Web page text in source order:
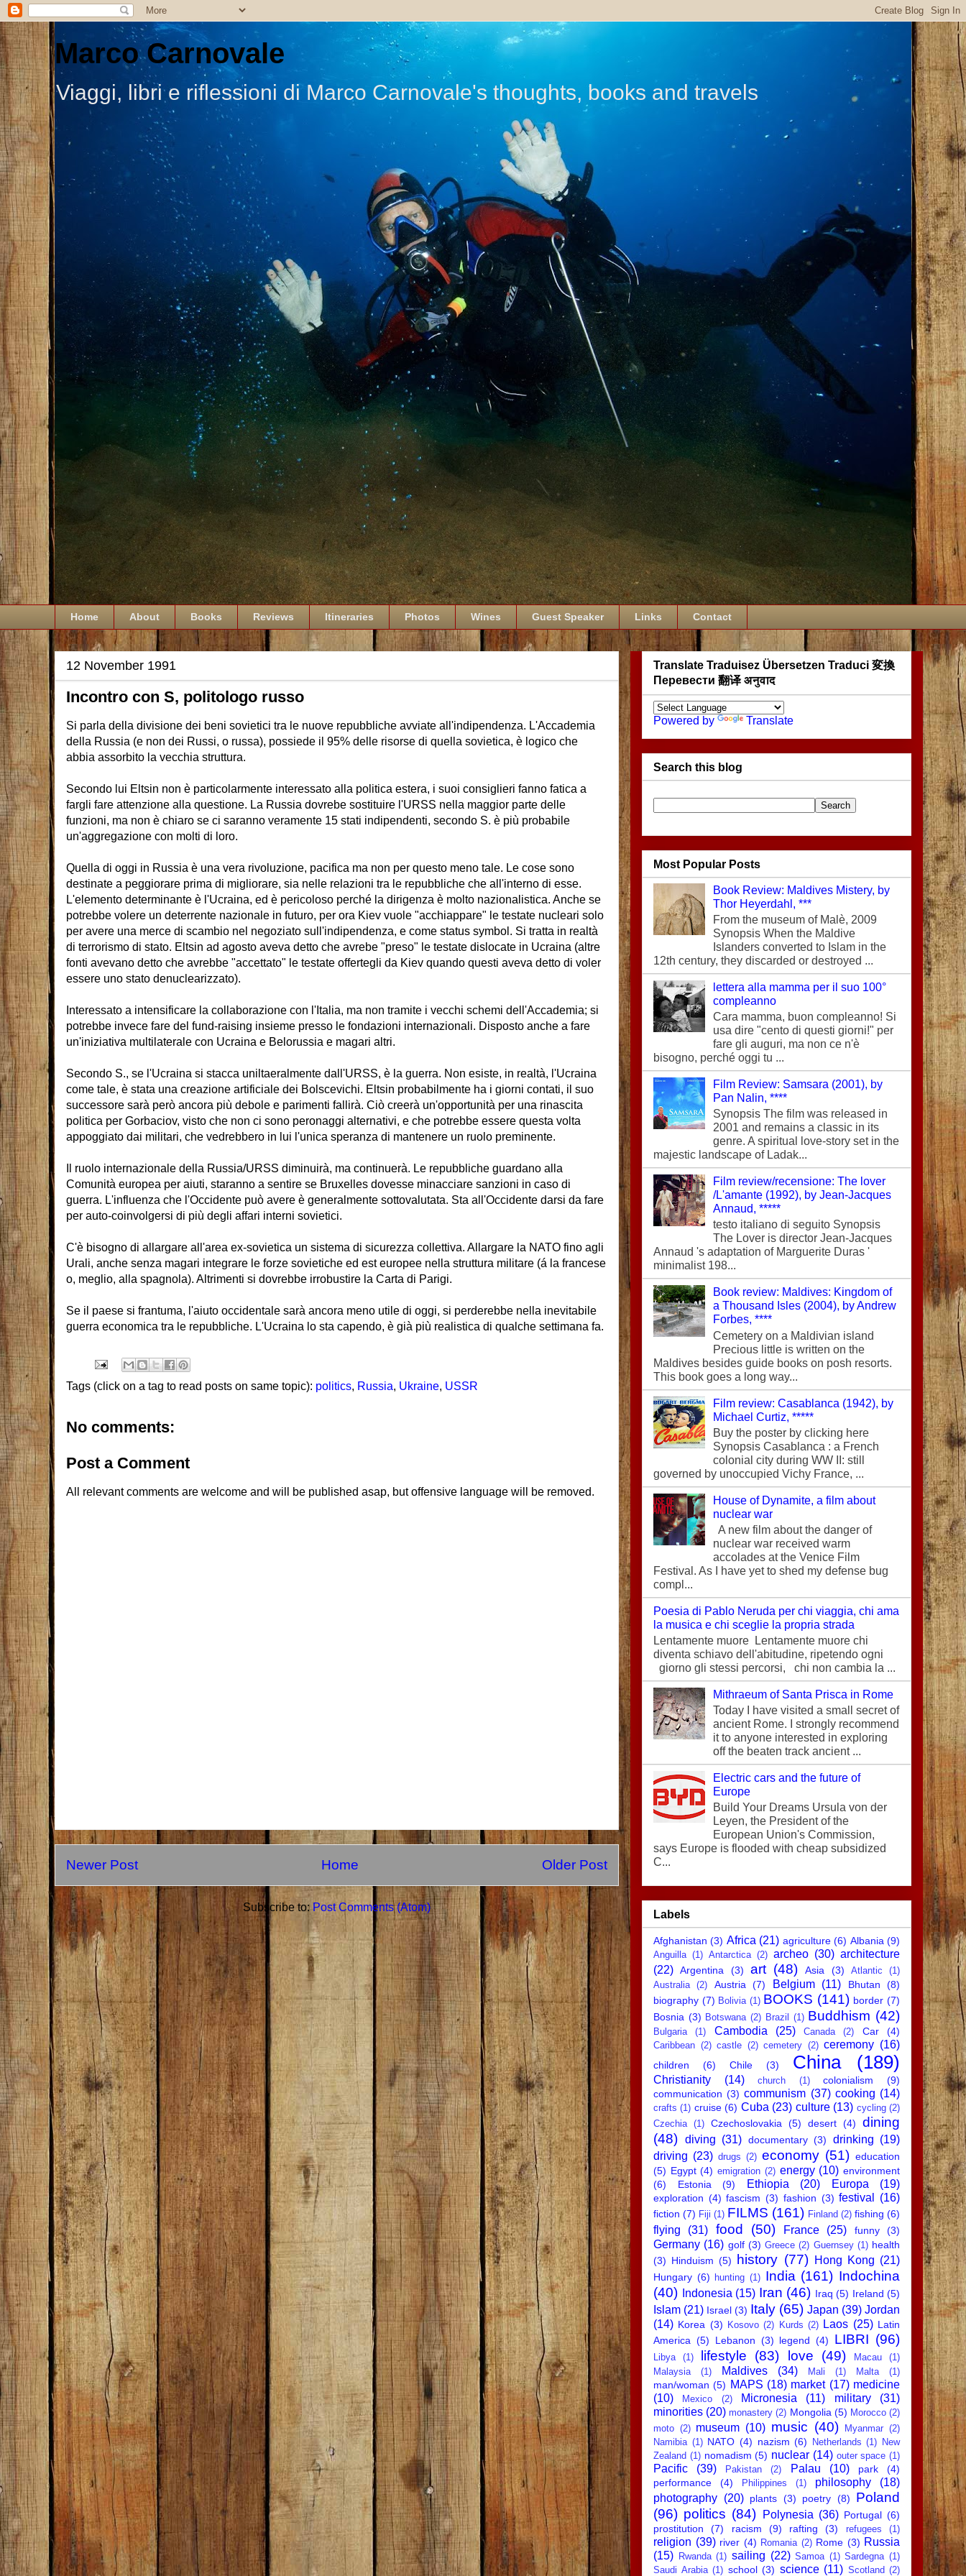
Marco Carnovale
Viaggi, libri e riflessioni di Marco Carnovale's thoughts, books and travels
Home About Books Reviews Itineraries Photos Wines Guest Speaker Links Contact
12 November 1991
Incontro con S, politologo russo
Si parla della divisione dei beni sovietici tra le nuove repubbliche avviate all'indipendenza. L'Accademia
della Russia (e non dei Russi, o russa), possiede il 95% delle risorse di quella sovietica, è logico che
abbia assorbito la vecchia struttura.
Secondo lui Eltsin non è particolarmente interessato alla politica estera, i suoi consiglieri fanno fatica a
fargli fare attenzione alla questione. La Russia dovrebe sostituire l'URSS nella maggior parte delle
funzioni, ma non è chiaro se ci saranno veramente 15 stati indipendenti, secondo S. è più probabile
un'aggregazione con molti di loro.
Quella di oggi in Russia è una vera rivoluzione, pacifica ma non per questo meno tale. Le cose sono
destinate a peggiorare prima di migliorare, sia nelle relazioni tra le repubbliche che all'interno di esse.
L'elemento determinante è l'Ucraina, ed è pericoloso perché la dirigenza è molto nazionalistica. Anche se
potrebbe volere un deterrente nazionale in futuro, per ora Kiev vuole "acchiappare" le testate nucleari solo
per avere una merce di scambio nel negoziato sull'indipendenza, e come status symbol. Si tratta in realtà
di terrorismo di stato. Eltsin ad agosto aveva detto che avrebe "preso" le testate dislocate in Ucraina (altre
fonti avevano detto che avrebbe "accettato" le testate offertegli da Kiev quando questi aveva detto di voler
essere uno stato denuclearizzato).
Interessato a intensificare la collaborazione con l'Italia, ma non tramite i vecchi schemi dell'Accademia; si
potrebbe invece fare del fund-raising insieme presso le fondazioni internazionali. Disposto anche a fare
un'iniziativa multilaterale con Ucraina e Belorussia e magari altri.
Secondo S., se l'Ucraina si stacca uniltaeralmente dall'URSS, è la guerra. Non esiste, in realtà, l'Ucraina
come tale, è stata una creazione artificiale dei Bolscevichi. Eltsin probabilmente ha i giorni contati, il suo
successore sarà però ancora più debole e parimenti fallirà. Ciò creerà un'opportunità per una rinascita
politica per Gorbaciov, visto che non ci sono peronaggi alternativi, e che potrebbe essere questa volta
appoggiato dai militari, che vedrebbero in lui l'unica speranza di mantenere un ruolo preminente.
Il ruolo internazionale della Russia/URSS diminuirà, ma continuerà. Le repubbliche guardano alla
Comunità europea per aiuti, staranno a sentire se Bruxelles dovesse minacciare sanzioni in caso di
guerra. L'influenza che l'Occidente può avere è generalmente sottovalutata. Sta all'Occidente darsi da fare
per auto-coinvolgersi di più degli affari interni sovietici.
C'è bisogno di allargare all'area ex-sovietica un sistema di sicurezza collettiva. Allargare la NATO fino agli
Urali, anche senza magari integrare le forze sovietiche ed est europee nella struttura militare (á la francese
o, meglio, alla spagnola). Altrimenti si dovrebbe irrobustire la Carta di Parigi.
Se il paese si frantuma, l'aiuto occidentale sarà ancora meno utile di oggi, si perderebbe nella inevitabile
guerra economica tra le repubbliche. L'Ucraina lo sta capendo, è già più realistica di qualche settimana fa.
Tags (click on a tag to read posts on same topic): politics, Russia, Ukraine, USSR
No comments:
Post a Comment
All relevant comments are welcome and will be published asap, but offensive language will be removed.
Newer Post Older Post
Home
Subscribe to: Post Comments (Atom)
Translate Traduisez Übersetzen Traduci 変換
Перевести 翻译 अनुवाद
Powered by Translate
Search this blog
Most Popular Posts
Book Review: Maldives Mistery, by
Thor Heyerdahl, ***
From the museum of Malè, 2009
Synopsis When the Maldive
Islanders converted to Islam in the
12th century, they discarded or destroyed ...
lettera alla mamma per il suo 100°
compleanno
Cara mamma, buon compleanno! Si
usa dire "cento di questi giorni!" per
fare gli auguri, ma non ce n'è
bisogno, perché oggi tu ...
Film Review: Samsara (2001), by
Pan Nalin, ****
Synopsis The film was released in
2001 and remains a classic in its
genre. A spiritual love-story set in the
majestic landscape of Ladak...
Film review/recensione: The lover
/L'amante (1992), by Jean-Jacques
Annaud, *****
testo italiano di seguito Synopsis
The Lover is director Jean-Jacques
Annaud 's adaptation of Marguerite Duras '
minimalist 198...
Book review: Maldives: Kingdom of
a Thousand Isles (2004), by Andrew
Forbes, ****
Cemetery on a Maldivian island
Precious little is written on the
Maldives besides guide books on posh resorts.
This book goes a long way...
Film review: Casablanca (1942), by
Michael Curtiz, *****
Buy the poster by clicking here
Synopsis Casablanca : a French
colonial city during WW II: still
governed by unoccupied Vichy France, ...
House of Dynamite, a film about
nuclear war
A new film about the danger of
nuclear war received warm
accolades at the Venice Film
Festival. As I have yet to shed my defense bug
compl...
Poesia di Pablo Neruda per chi viaggia, chi ama
la musica e chi sceglie la propria strada
Lentamente muore Lentamente muore chi
diventa schiavo dell'abitudine, ripetendo ogni
giorno gli stessi percorsi, chi non cambia la ...
Mithraeum of Santa Prisca in Rome
Today I have visited a small secret of
ancient Rome. I strongly recommend
it to anyone interested in exploring
off the beaten track ancient ...
Electric cars and the future of
Europe
Build Your Dreams Ursula von der
Leyen, the President of the
European Union's Commission,
says Europe is flooded with cheap subsidized
C...
Labels
Afghanistan (3) Africa (21) agriculture (6) Albania (9)
Anguilla (1) Antarctica (2) archeo (30) architecture
(22) Argentina (3) art (48) Asia (3) Atlantic
(1)
Australia
(2) Austria (7) Belgium (11) Bhutan
(8)
biography (7) Bolivia (1) BOOKS (141) border (7)
Bosnia (3) Botswana (2) Brazil (1) Buddhism (42)
Bulgaria (1) Cambodia (25) Canada (2) Car (4)
Caribbean (2) castle (2) cemetery (2) ceremony (16)
children (6) Chile (3) China (189)
Christianity (14) church (1) colonialism
(9)
communication (3) communism (37) cooking (14)
crafts (1) cruise (6) Cuba (23) culture (13) cycling (2)
Czechia (1) Czechoslovakia (5) desert (4)
dining
(48) diving (31) documentary (3) drinking (19)
driving (23) drugs (2) economy (51) education
(5) Egypt (4) emigration (2) energy (10) environment
(6)
Estonia (9) Ethiopia (20) Europa (19)
exploration (4) fascism (3) fashion (3) festival (16)
fiction (7) Fiji (1) FILMS (161) Finland (2) fishing (6)
flying (31) food (50) France (25) funny (3)
Germany (16) golf (3) Greece (2) Guernsey (1) health
(3) Hinduism (5) history (77) Hong Kong (21)
Hungary (6) hunting (1) India (161) Indochina
(40)
Indonesia (15) Iran (46) Iraq (5) Ireland (5)
Islam (21) Israel (3) Italy (65) Japan (39) Jordan
(14) Korea (3) Kosovo (2) Kurds (2) Laos (25) Latin
America (5) Lebanon (3) legend (4) LIBRI (96)
Libya (1) lifestyle (83) love (49) Macau
(1)
Malaysia
(1) Maldives (34) Mali (1) Malta (1)
man/woman (5) MAPS (18) market (17) medicine
(10)
Mexico (2) Micronesia (11) military
(31)
minorities (20) monastery (2) Mongolia (5) Morocco (2)
moto (2) museum (10) music (40) Myanmar (2)
Namibia (1) NATO (4) nazism (6) Netherlands (1) New
Zealand (1) nomadism (5) nuclear (14) outer space (1)
Pacific (39) Pakistan (2) Palau (10) park
(4)
performance
(4) Philippines (1) philosophy
(18)
photography (20) plants (3) poetry (8)
Poland
(96) politics (84) Polynesia (36) Portugal (6)
prostitution
(7) racism (9) rafting (3) refugees (1)
religion (39) river (4) Romania (2) Rome (3) Russia
(15) Rwanda (1) sailing (22) Samoa (1) Sardegna (1)
Saudi Arabia (1) school (3) science (11) Scotland (2)